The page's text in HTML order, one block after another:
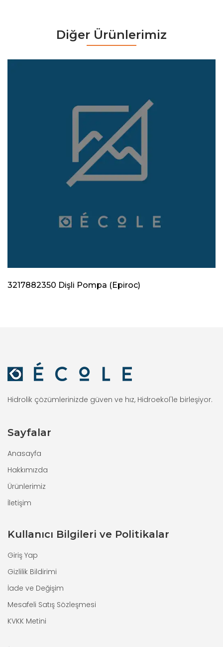
Diğer Ürünlerimiz
3217882350 Dişli Pompa (Epiroc)
Hidrolik çözümlerinizde güven ve hız, Hidroekol'le birleşiyor.
Sayfalar
Anasayfa
Hakkımızda
Ürünlerimiz
İletişim
Kullanıcı Bilgileri ve Politikalar
Giriş Yap
Gizlilik Bildirimi
İade ve Değişim
Mesafeli Satış Sözleşmesi
KVKK Metini